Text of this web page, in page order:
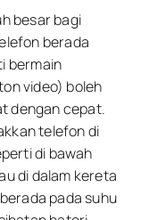
besar bagi
berada
bermain
video) boleh
dengan cepat.
telefon di
di bawah
di dalam kereta
pada suhu